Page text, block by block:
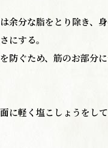
余分な脂をとり除き、
にする。
防ぐため、筋のお部分
に軽く塩こしょうをし